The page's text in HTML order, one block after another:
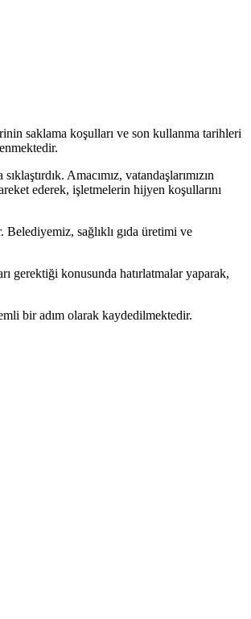
saklama koşulları ve son kullanma tarihleri
Amacımız, vatandaşlarımızın
ederek, işletmelerin hijyen koşullarını
sağlıklı gıda üretimi ve
gerektiği konusunda hatırlatmalar yaparak,
bir adım olarak kaydedilmektedir.